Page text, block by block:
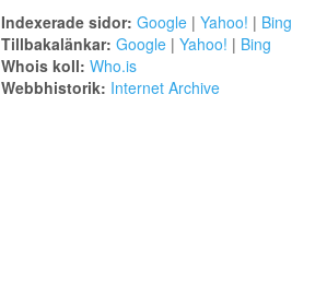
Indexerade sidor: Google| Yahoo! | Bing
Tillbakalänkar: Google| Yahoo! | Bing
Whois koll: Who.is
Webbhistorik: Internet Archive